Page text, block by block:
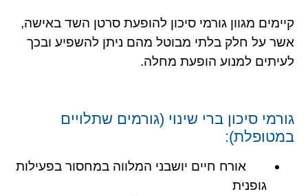
קיימים מגוון גורמי סיכון להופעת סרטן השד באישה,
אשר על חלק בלתי מבוטל מהם ניתן להשפיע ובכך
לעיתים למנוע הופעת מחלה.
גורמי סיכון ברי שינוי (גורמים שתלויים
במטופלת):
אורח חיים יושבני המלווה במחסור בפעילות
גופנית